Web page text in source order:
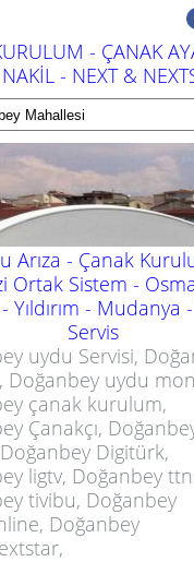
- ÇANAK
- NEXT &
Arıza - Çanak
Ortak Sistem -
Yıldırım - Mudanya -
Servis
uydu Servisi,
Doğanbey uydu
çanak kurulum,
Çanakçı,
Digitürk,
ligtv, Doğanbey
tivibu, Doğanbey
Doğanbey